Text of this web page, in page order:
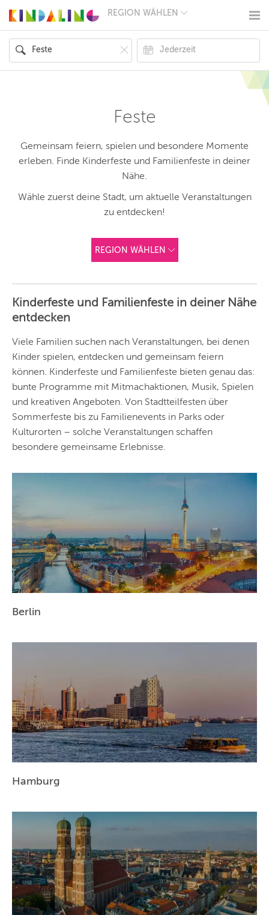
REGION WÄHLEN
MÜNCHEN
HAMBURG
FRANKFURT
KÖLN
HANNOVER
DRESDEN
WIEN
ZÜRICH
REGIONEN
Feste
Gemeinsam feiern, spielen und besondere Momente
erleben. Finde Kinderfeste und Familienfeste in deiner
Nähe.
Wähle zuerst deine Stadt, um aktuelle Veranstaltungen
zu entdecken!
REGION WÄHLEN
Vorschlag basierend
Angebote und
unserer Städte.
BERLIN
MÜNCHEN
FRANKFURT
KÖLN
ESSEN
HANNOVER
LEIPZIG
ZÜRICH
Kinderfeste und Familienfeste in deiner Nähe
entdecken
Viele Familien suchen nach Veranstaltungen, bei denen
Kinder spielen, entdecken und gemeinsam feiern
können. Kinderfeste und Familienfeste bieten genau das:
bunte Programme mit Mitmachaktionen, Musik, Spielen
und kreativen Angeboten. Von Stadtteilfesten über
Sommerfeste bis zu Familienevents in Parks oder
Kulturorten – solche Veranstaltungen schaffen
besondere gemeinsame Erlebnisse.
Berlin
Hamburg